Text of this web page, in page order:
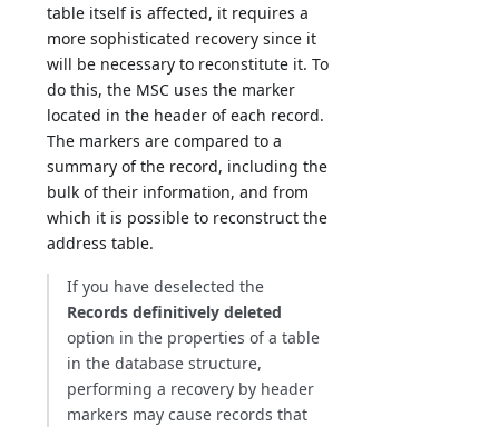
table itself is affected, it requires a
more sophisticated recovery since it
will be necessary to reconstitute it. To
do this, the MSC uses the marker
located in the header of each record.
The markers are compared to a
summary of the record, including the
bulk of their information, and from
which it is possible to reconstruct the
address table.
If you have deselected the
Records definitively deleted
option in the properties of a table
in the database structure,
performing a recovery by header
markers may cause records that